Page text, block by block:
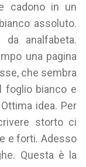
cadono in un
assoluto.
analfabeta.
una pagina
che sembra
foglio bianco e
idea. Per
storto ci
e forti. Adesso
Questa è la